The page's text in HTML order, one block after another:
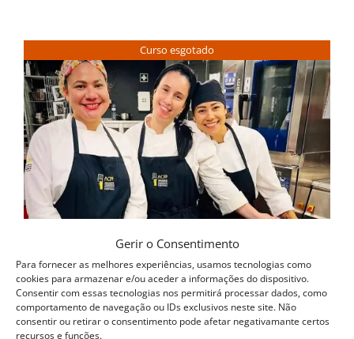
Gerir o Consentimento
Para fornecer as melhores experiências, usamos tecnologias como
cookies para armazenar e/ou aceder a informações do dispositivo.
Consentir com essas tecnologias nos permitirá processar dados, como
comportamento de navegação ou IDs exclusivos neste site. Não
consentir ou retirar o consentimento pode afetar negativamante certos
recursos e funções.
Curso esgotado